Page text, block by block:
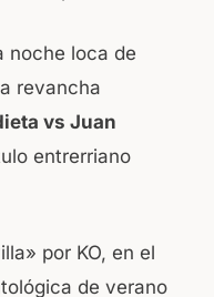
noche loca de
revancha
vs Juan
entrerriano
por KO, en el
de verano